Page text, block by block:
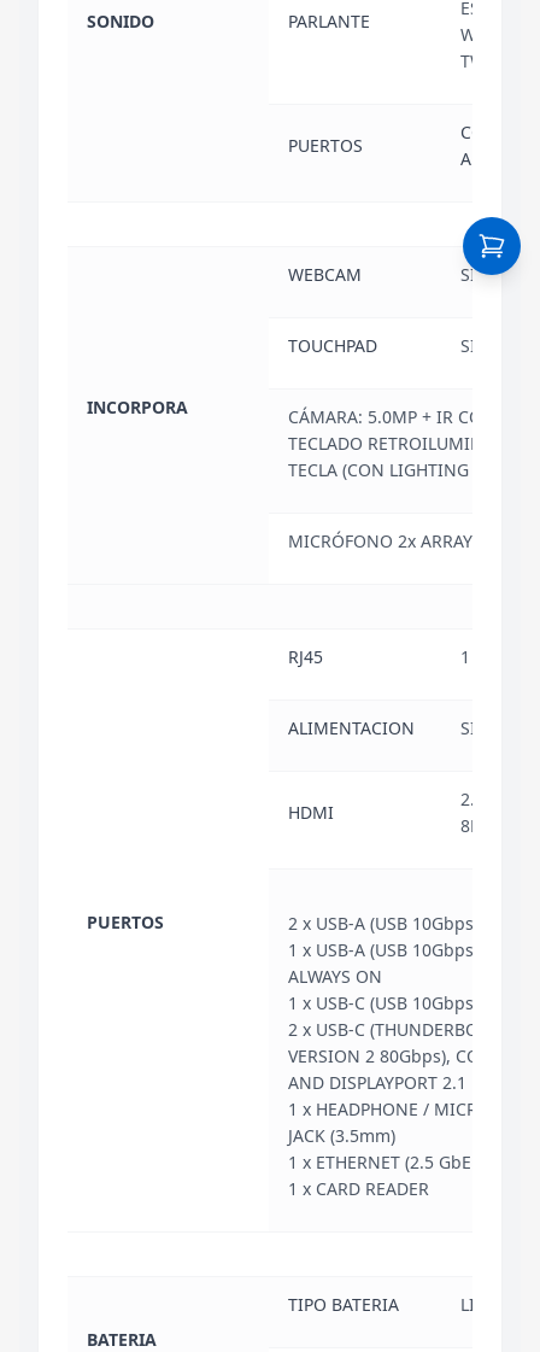
SONIDO PARLANTE
PUERTOS
COMBO
AUDIO/
INCORPORA
WEBCAM SI
TOUCHPAD SI
CÁMARA: 5.0MP + IR CON E-
TECLADO RETROILUMINADO
TECLA (CON LIGHTING LENS)
MICRÓFONO 2x ARRAY
PUERTOS
RJ45 1
ALIMENTACION SI
HDMI
2.1: 1
8K/60Hz)
2 x USB-A (USB 10Gbps / USB
1 x USB-A (USB 10Gbps / USB
ALWAYS ON
1 x USB-C (USB 10Gbps / USB
2 x USB-C (THUNDERBOLT 5 /
VERSION 2 80Gbps), CON USB
AND DISPLAYPORT 2.1
1 x HEADPHONE /
JACK (3.5mm)
1 x ETHERNET (2.5 GbE / RJ-45)
1 x CARD READER
BATERIA
TIPO BATERIA LI-ION